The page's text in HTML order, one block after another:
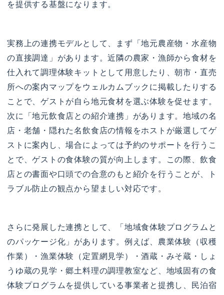
を提供する基盤になります。
実務上の連携モデルとして、まず「地元農産物・水産物
の直接調達」があります。近隣の農家・漁師から食材を
仕入れて調理体験キットとして用意したり、朝市・直売
所への案内マップをウェルカムブックに掲載したりする
ことで、ゲストが自ら地元食材を選ぶ体験を促せます。
次に「地元飲食店との紹介連携」があります。地域の名
店・老舗・隠れた名飲食店の情報をホストが厳選してゲ
ストに案内し、場合によっては予約のサポートを行うこ
とで、ゲストの食体験の質が向上します。この際、飲食
店との書面や口頭での合意のもと紹介を行うことが、ト
ラブル防止の観点から望ましい対応です。
さらに発展した連携として、「地域食体験プログラムと
のパッケージ化」があります。例えば、農業体験（収穫
作業）・漁業体験（定置網見学）・酒蔵・みそ蔵・しょ
うゆ蔵の見学・郷土料理の調理教室など、地域固有の食
体験プログラムを提供している事業者と提携し、民泊宿